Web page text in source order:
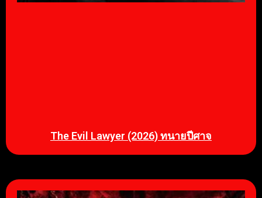
The Evil Lawyer (2026) ทนายปีศาจ